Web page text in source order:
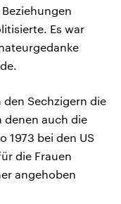
Es war
Sechzigern die
denen auch die
1973 bei den US
die Frauen
angehoben